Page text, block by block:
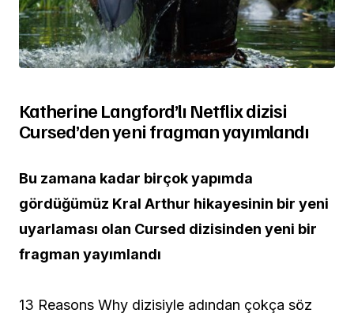
Katherine Langford’lı Netflix dizisi
Cursed’den yeni fragman yayımlandı
Bu zamana kadar birçok yapımda
gördüğümüz Kral Arthur hikayesinin bir yeni
uyarlaması olan Cursed dizisinden yeni bir
fragman yayımlandı
13 Reasons Why dizisiyle adından çokça söz